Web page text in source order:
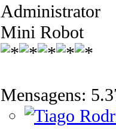
Administrator
Mini Robot
Mensagens: